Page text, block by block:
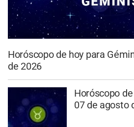
Horóscopo de hoy para
de 2026
Horóscopo
07 de agosto